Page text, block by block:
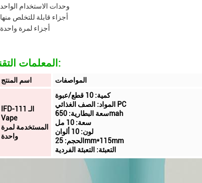
وحدات الاستخدام الواحد
أجزاء قابلة للتخلص منها
أجزاء لمرة واحدة
المعلمات التقنية:
اسم المنتج المواصفات
IFD-111 الـ
Vape
المستخدمة لمرة
واحدة
كمية: 10 قطع/عبوة
المواد: الصف الغذائي PC
سعة البطارية: 650mah
سعة: 10 مل
لون: 10 ألوان
الحجم: 25mm*115mm
التعبئة: التعبئة الفردية